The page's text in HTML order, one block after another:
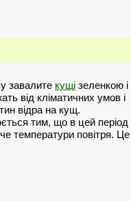
завалите кущі зеленкою і
від кліматичних умов і
відра на кущ.
тим, що в цей період
температури повітря. Це